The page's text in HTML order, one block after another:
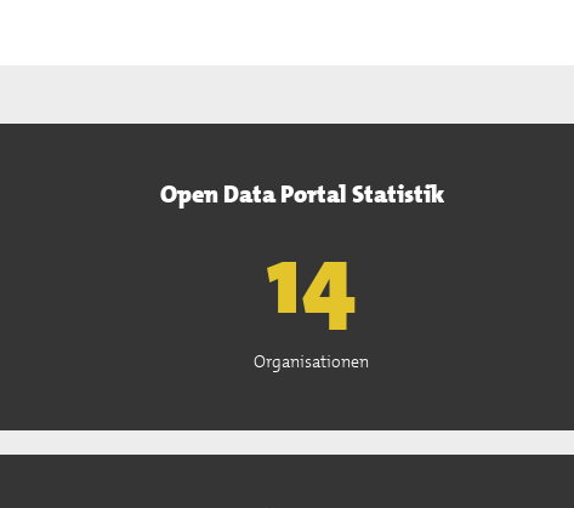
Open Data Portal Statistik
15
Organisationen